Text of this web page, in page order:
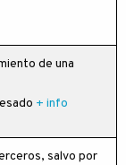
de una
+ info
salvo por